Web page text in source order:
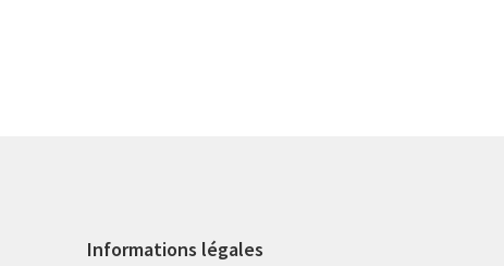
Informations légales